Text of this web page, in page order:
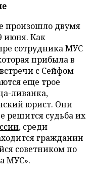
произошло двумя
июня. Как
сотрудника МУС
прибыла в
с Сейфом
еще трое
ливанка,
юрист. Они
решится судьба их
, среди
гражданин
советником по
МУС».